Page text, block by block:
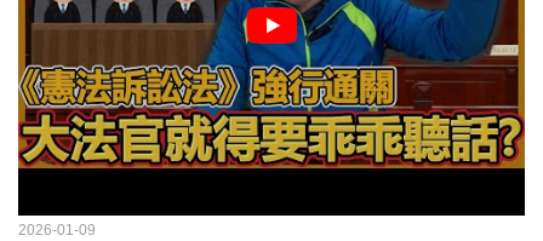
2026-01-09